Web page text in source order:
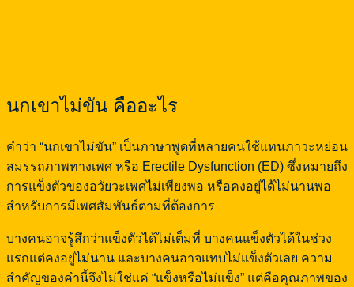
นกเขาไม่ขัน คืออะไร
คำว่า “นกเขาไม่ขัน” เป็นภาษาพูดที่หลายคนใช้แทนภาวะหย่อน
สมรรถภาพทางเพศ หรือ Erectile Dysfunction (ED) ซึ่งหมายถึง
การแข็งตัวของอวัยวะเพศไม่เพียงพอ หรือคงอยู่ได้ไม่นานพอ
สำหรับการมีเพศสัมพันธ์ตามที่ต้องการ
บางคนอาจรู้สึกว่าแข็งตัวได้ไม่เต็มที่ บางคนแข็งตัวได้ในช่วง
แรกแต่คงอยู่ไม่นาน และบางคนอาจแทบไม่แข็งตัวเลย ความ
สำคัญของคำนี้จึงไม่ใช่แค่ “แข็งหรือไม่แข็ง” แต่คือคุณภาพของ